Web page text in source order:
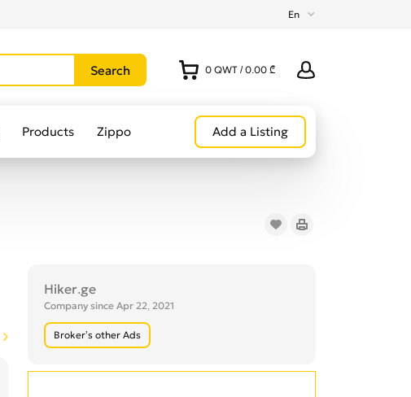
En
0 QWT / 0.00 ₾
Products Zippo Add a Listing
Hiker.ge
Company since Apr 22, 2021
Broker’s other Ads